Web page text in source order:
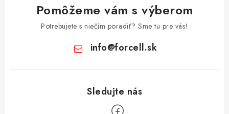
Pomôžeme vám s výberom
Potrebujete s niečím poradiť? Sme tu pre vás!
info@forcell.sk